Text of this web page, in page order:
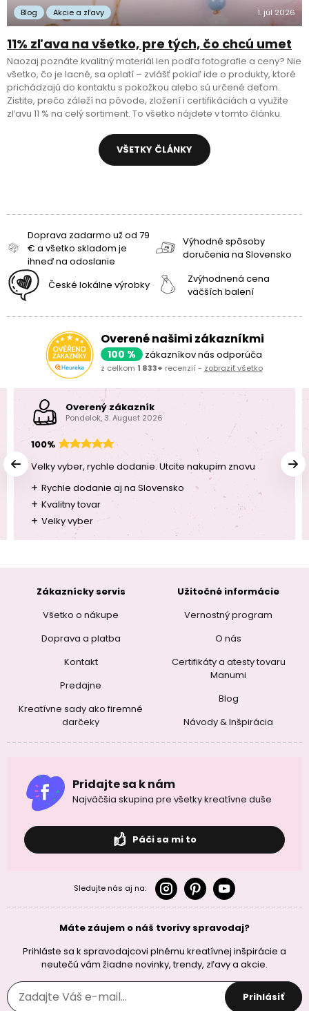
Blog Akcie a zľavy 1. júl 2026
11% zľava na všetko, pre tých, čo chcú umet
Naozaj poznáte kvalitný materiál len podľa fotografie a ceny? Nie
všetko, čo je lacné, sa oplatí – zvlášť pokiaľ ide o produkty, ktoré
prichádzajú do kontaktu s pokožkou alebo sú určené deťom.
Zistite, prečo záleží na pôvode, zložení i certifikáciách a využite
zľavu 11 % na celý sortiment. To všetko nájdete v tomto článku.
VŠETKY ČLÁNKY
Doprava zadarmo už od 79
€ a všetko skladom je
ihneď na odoslanie
Výhodné spôsoby
doručenia na Slovensko
České lokálne výrobky
Zvýhodnená cena
väčších balení
Overené našimi zákazníkmi
100 % zákazníkov nás odporúča
z celkom 1 833+ recenzií - zobraziť všetko
Overený zákazník
Pondelok, 3. August 2026
100%
Velky vyber, rychle dodanie. Utcite nakupim znovu
+ Rychle dodanie aj na Slovensko
+ Kvalitny tovar
+ Velky vyber
Zákaznícky servis
Všetko o nákupe
Doprava a platba
Kontakt
Predajne
Kreatívne sady ako firemné
darčeky
Užitočné informácie
Vernostný program
O nás
Certifikáty a atesty tovaru
Manumi
Blog
Návody & Inšpirácia
Pridajte sa k nám
Najväčšia skupina pre všetky kreatívne duše
Páči sa mi to
Sledujte nás aj na:
Máte záujem o náš tvorivy spravodaj?
Prihláste sa k spravodajcovi plnému kreatívnej inšpirácie a
neutečú vám žiadne novinky, trendy, zľavy a akcie.
Prihlásiť